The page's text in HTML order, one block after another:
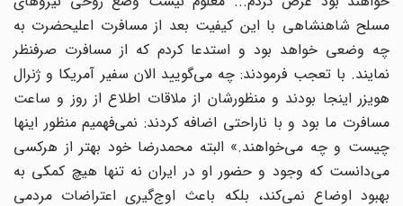
مسلح شاهنشاهی با این کیفیت بعد از مسافرت اعلیحضرت به
چه وضعی خواهد بود و استدعا کردم که از مسافرت صرفنظر
نمایند. با تعجب فرمودند: چه می‌گویید الان سفیر آمریکا و ژنرال
هویزر اینجا بودند و منظورشان از ملاقات اطلاع از روز و ساعت
مسافرت ما بود و با ناراحتی اضافه کردند: نمی‌فهمیم منظور اینها
چیست و چه می‌خواهند.» البته محمدرضا خود بهتر از هرکسی
می‌دانست که وجود و حضور او در ایران نه تنها هیچ کمکی به
بهبود اوضاع نمی‌کند، بلکه باعث اوج‌گیری اعتراضات مردمی